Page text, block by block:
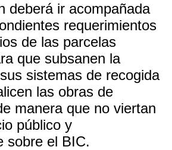
deberá ir acompañada
requerimientos
de las parcelas
que subsanen la
sistemas de recogida
las obras de
manera que no viertan
público y
sobre el BIC.